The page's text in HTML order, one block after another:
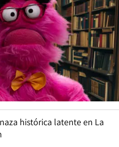
histórica latente en La